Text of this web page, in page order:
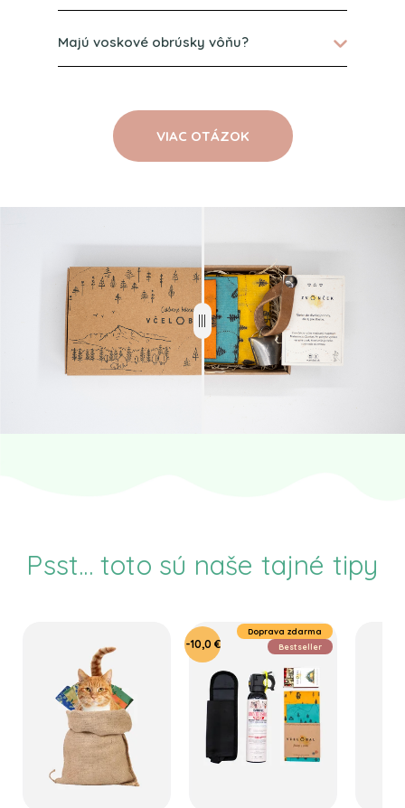
Majú voskové obrúsky vôňu?
VIAC OTÁZOK
Psst... toto sú naše tajné tipy
-10,0 €
Doprava zdarma
Bestseller